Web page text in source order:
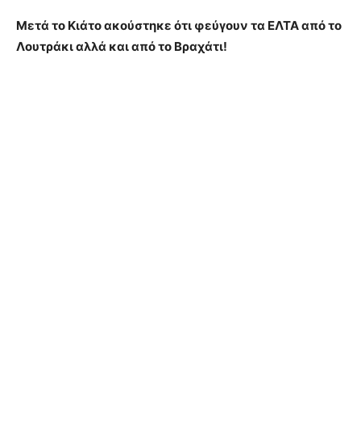
Μετά το Κιάτο ακούστηκε ότι φεύγουν τα ΕΛΤΑ από το
Λουτράκι αλλά και από το Βραχάτι!